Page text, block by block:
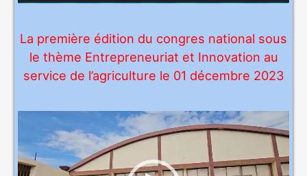
i
é
o
La première édition du congres national sous
le thème Entrepreneuriat et Innovation au
service de l’agriculture le 01 décembre 2023
e